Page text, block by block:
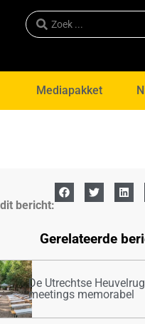
Mediapakket
bericht:
Gerelateerde
De Utrechtse
meetings memorabel